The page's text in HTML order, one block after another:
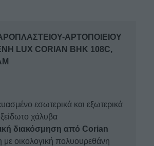
ΑΡΤΟΠΟΙΕΙΟΥ
LUX CORIAN BHK 108C,
εσωτερικά και εξωτερικά
χάλυβα
διακόσμηση από Corian
οικολογική πολυουρεθάνη